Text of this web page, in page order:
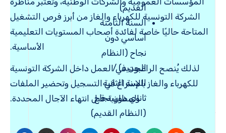
القديم)
السنة الثامنة
أساسي دون
نجاح (النظام
الجديد) /
السنة الثانية
ثانوي دون نجاح
(النظام القديم)
الشركة التونسية للكهرباء والغاز من أبرز فرص التشغيل
المتاحة حاليًا خاصة لفائدة أصحاب المستويات التعليمية
الأساسية.
لذلك يُنصح الراغبون في العمل داخل الشركة التونسية
للكهرباء والغاز بالإسراع في التسجيل وتحضير الملفات
المطلوبة قبل انتهاء الآجال المحددة.